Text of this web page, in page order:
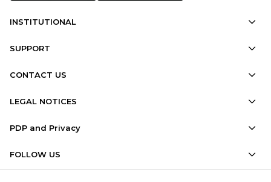
INSTITUTIONAL
SUPPORT
CONTACT US
LEGAL NOTICES
PDP and Privacy
FOLLOW US